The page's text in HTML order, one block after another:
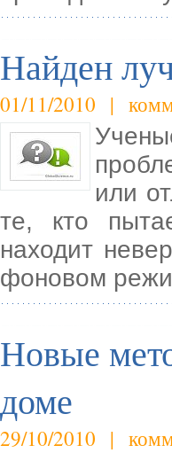
Найден
01/11/2010 |
или
те, кто
находит
фоновом
Новые
доме
29/10/2010 |